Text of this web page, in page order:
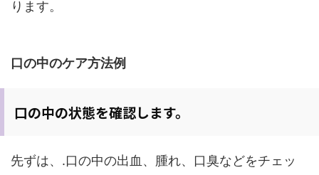
ります。
口の中のケア方法例
口の中の状態を確認します。
先ずは、.口の中の出血、腫れ、口臭などをチェッ